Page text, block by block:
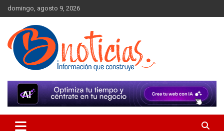
Skip
to
content
domingo, agosto 9, 2026
BNoticias